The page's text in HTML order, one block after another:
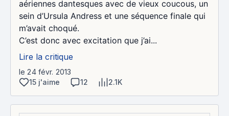
aériennes dantesques avec de vieux coucous, un
sein d’Ursula Andress et une séquence finale qui
m’avait choqué.
C’est donc avec excitation que j’ai...
Lire la critique
le 24 févr. 2013
15 j'aime
12 2.1K